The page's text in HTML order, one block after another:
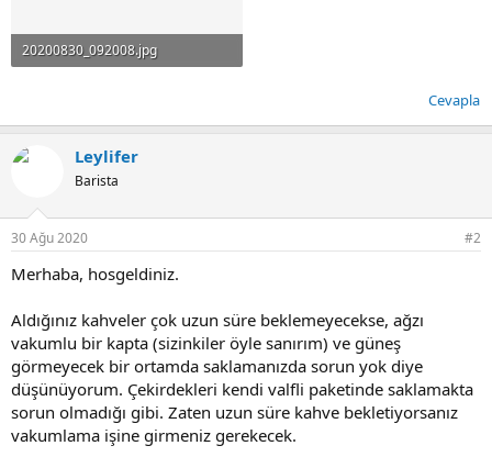
20200830_092008.jpg
Cevapla
Leylifer
Barista
30 Ağu 2020 #2
Merhaba, hosgeldiniz.
Aldığınız kahveler çok uzun süre beklemeyecekse, ağzı
vakumlu bir kapta (sizinkiler öyle sanırım) ve güneş
görmeyecek bir ortamda saklamanızda sorun yok diye
düşünüyorum. Çekirdekleri kendi valfli paketinde saklamakta
sorun olmadığı gibi. Zaten uzun süre kahve bekletiyorsanız
vakumlama işine girmeniz gerekecek.